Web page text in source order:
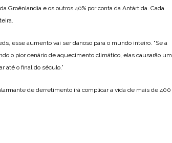
Groênlandia e os outros 40% por conta da Antártida. Cada
esse aumento vai ser danoso para o mundo inteiro. “Se a
o pior cenário de aquecimento climático, elas causarão um
até o final do século.”
de derretimento irá complicar a vida de mais de 400